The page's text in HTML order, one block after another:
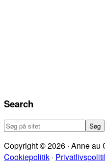
Search
Søg
sitet
Copyright © 2026 · Anne au
Cookiepolitik ·